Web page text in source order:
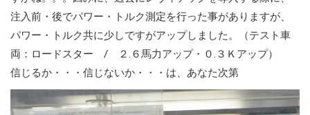
注入前・後でパワー・トルク測定を行った事がありますが、
パワー・トルク共に少しですがアップしました。（テスト車
両：ロードスター / ２.６馬力アップ・０.３Ｋアップ）
信じるか・・・信じないか・・・は、あなた次第